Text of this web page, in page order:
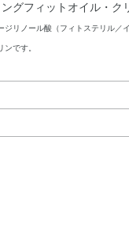
グフィットオイル・ク
ジリノール酸（フィトステリル
です。